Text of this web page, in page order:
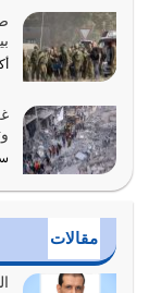
يوليو 26, 2026
أراد الله
بالأمر
يوليو 25, 2026
الدين الذي
أي أمة تتفرق
أمة عاجزة
مقالات